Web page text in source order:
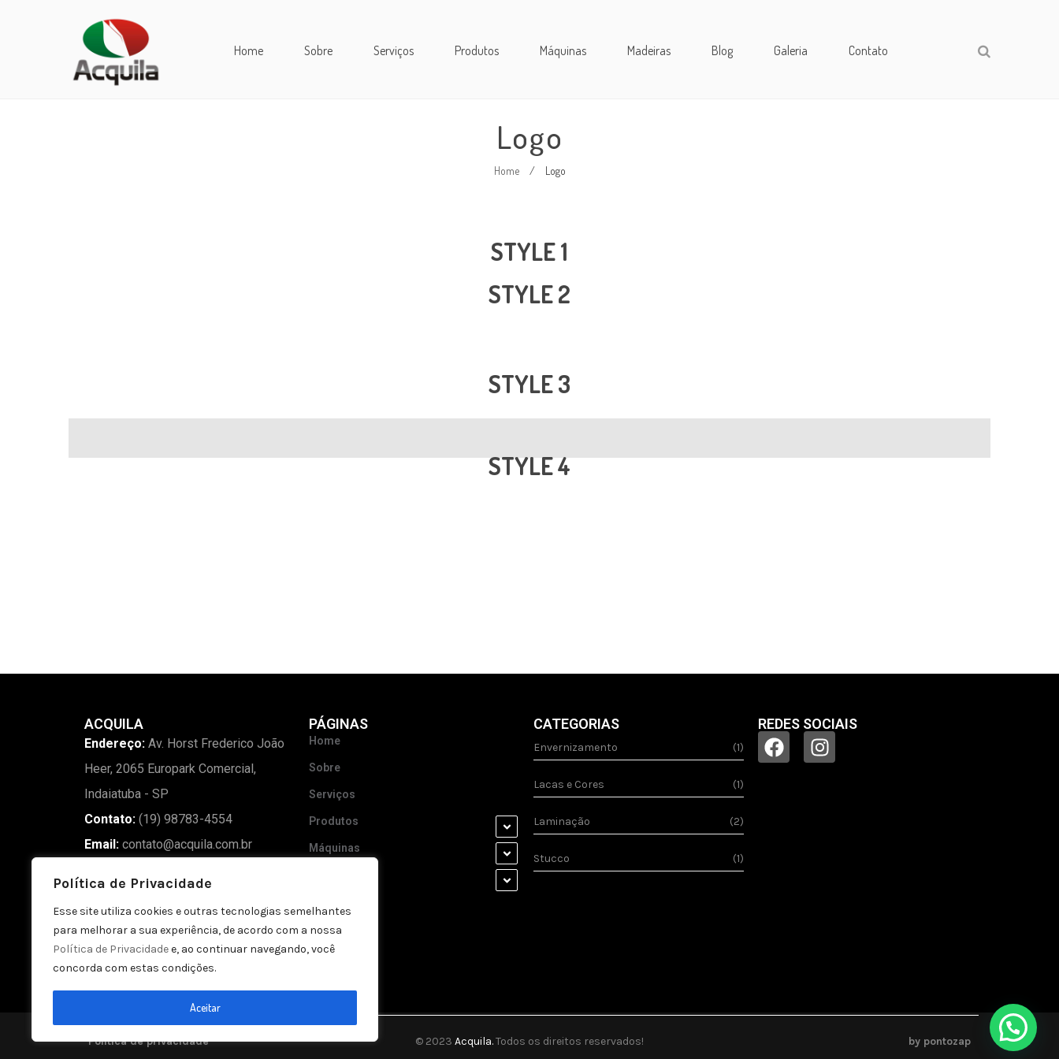
Política de Privacidade
Esse site utiliza cookies e outras tecnologias semelhantes
para melhorar a sua experiência, de acordo com a nossa
Política de Privacidadee, ao continuar navegando, você
concorda com estas condições.
Aceitar
Home Sobre Serviços Produtos Máquinas Madeiras Blog Galeria Contato
Logo
Home / Logo
STYLE 1
STYLE 2
STYLE 3
STYLE 4
ACQUILA
Endereço: Av. Horst Frederico João
Heer, 2065 Europark Comercial,
Indaiatuba - SP
Contato: (19) 98783-4554
Email: contato@acquila.com.br
PÁGINAS
Home
Sobre
Serviços
Produtos
Máquinas
Galeria
Contato
CATEGORIAS
Envernizamento (1)
Lacas e Cores (1)
Laminação (2)
Stucco (1)
REDES SOCIAIS
Política de privacidade © 2023 Acquila.Todos os direitos reservados! by pontozap